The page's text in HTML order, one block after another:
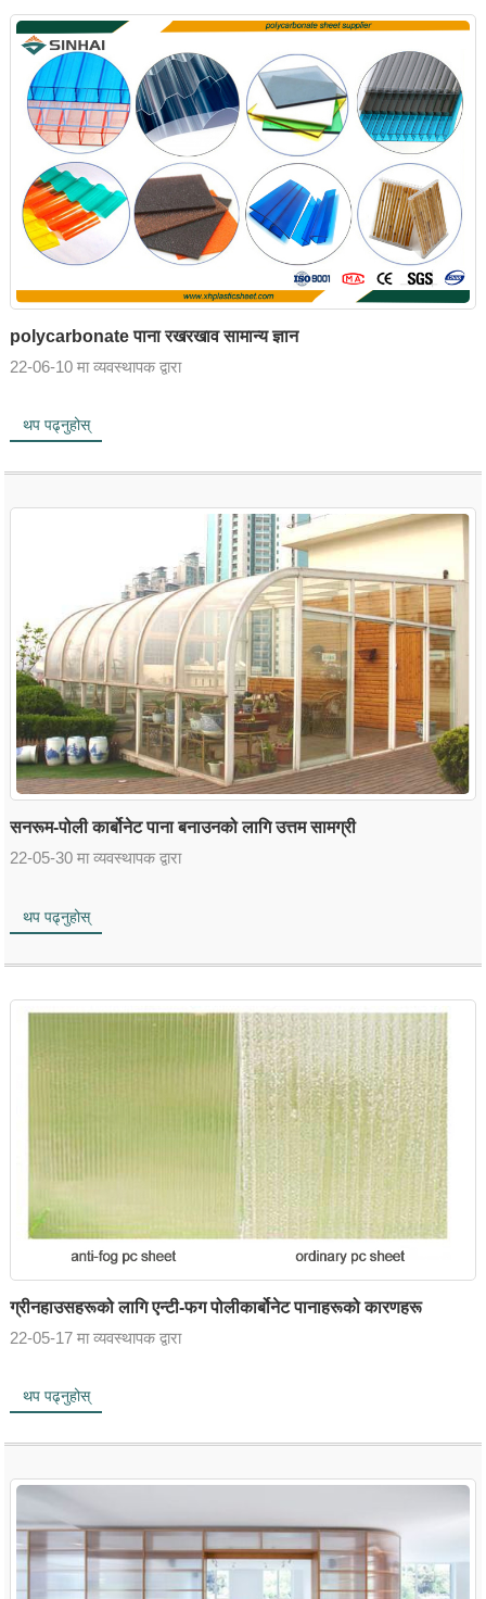
polycarbonate पाना रखरखाव सामान्य ज्ञान
22-06-10 मा व्यवस्थापक द्वारा
थप पढ्नुहोस्
सनरूम-पोली कार्बोनेट पाना बनाउनको लागि उत्तम सामग्री
22-05-30 मा व्यवस्थापक द्वारा
थप पढ्नुहोस्
ग्रीनहाउसहरूको लागि एन्टी-फग पोलीकार्बोनेट पानाहरूको कारणहरू
22-05-17 मा व्यवस्थापक द्वारा
थप पढ्नुहोस्